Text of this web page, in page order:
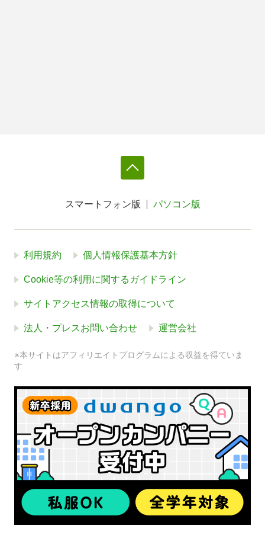
スマートフォン版 パソコン版
利用規約 個人情報保護基本方針
Cookie等の利用に関するガイドライン
サイトアクセス情報の取得について
法人・プレスお問い合わせ 運営会社
※本サイトはアフィリエイトプログラムによる収益を得ていま
す